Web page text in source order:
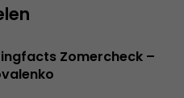
Zomercheck –